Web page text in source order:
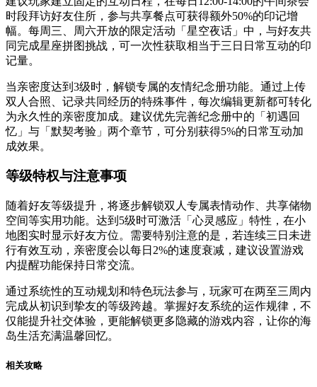
时段拜访好友住所，参与共享餐点可获得额外50%的印记增
幅。每周三、周六开放的限定活动「星空夜话」中，与好友共
同完成星座拼图挑战，可一次性获取相当于三日日常互动的印
记量。
当亲密度达到3级时，解锁专属的友情纪念册功能。通过上传
双人合照、记录共同经历的特殊事件，每次编辑更新都可转化
为永久性的亲密度加成。建议优先完善纪念册中的「初遇回
忆」与「默契考验」两个章节，可分别获得5%的日常互动加
成效果。
等级特权与注意事项
随着好友等级提升，将逐步解锁双人专属表情动作、共享储物
空间等实用功能。达到5级时可激活「心灵感应」特性，在小
地图实时显示好友方位。需要特别注意的是，若连续三日未进
行有效互动，亲密度会以每日2%的速度衰减，建议设置游戏
内提醒功能保持日常交流。
通过系统性的互动规划和特色玩法参与，玩家可在两至三周内
完成从初识到挚友的等级跨越。掌握好友系统的运作规律，不
仅能提升社交体验，更能解锁更多隐藏的游戏内容，让你的海
岛生活充满温馨回忆。
相关攻略